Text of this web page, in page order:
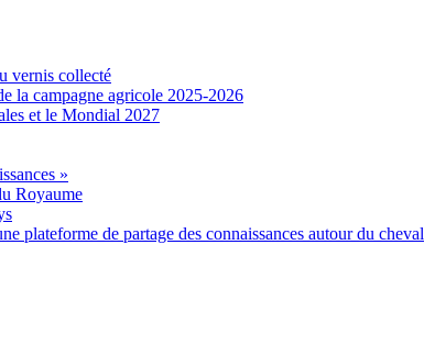
vernis collecté
la campagne agricole 2025-2026
et le Mondial 2027
»
Royaume
plateforme de partage des connaissances autour du cheval